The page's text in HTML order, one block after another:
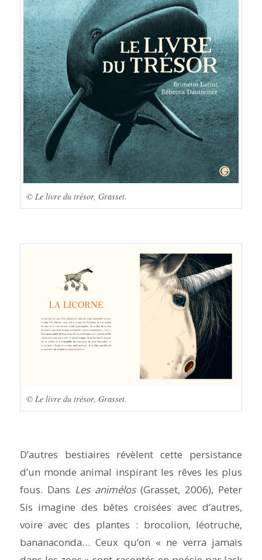
© Le livre du trésor, Grasset.
© Le livre du trésor, Grasset.
D’autres bestiaires révèlent cette persistance
d’un monde animal inspirant les rêves les plus
fous. Dans Les animélos(Grasset, 2006), Peter
Sís imagine des bêtes croisées avec d’autres,
voire avec des plantes : brocolion, léotruche,
bananaconda… Ceux qu’on « ne verra jamais